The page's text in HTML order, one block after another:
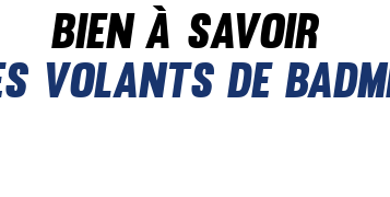
Bien à savoir
volants de